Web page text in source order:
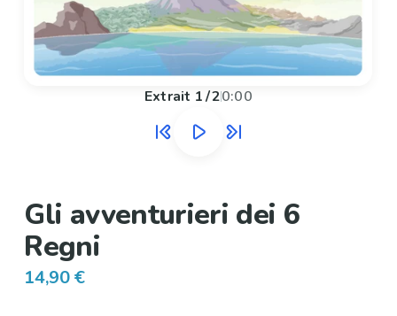
Extrait 1/20:00
Gli avventurieri dei 6
Regni
14,90 €